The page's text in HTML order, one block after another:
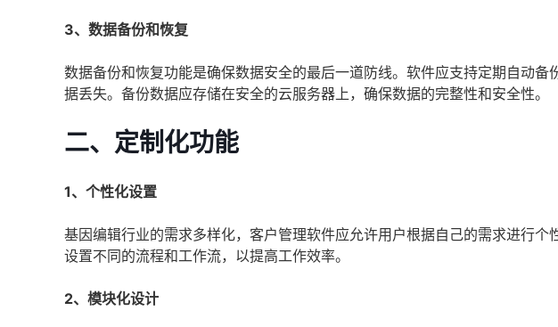
3、数据备份和恢复
数据备份和恢复功能是确保数据安全的最后一道防线。软件应支持定期自动
据丢失。备份数据应存储在安全的云服务器上，确保数据的完整性和安全性。
二、定制化功能
1、个性化设置
基因编辑行业的需求多样化，客户管理软件应允许用户根据自己的需求进行
设置不同的流程和工作流，以提高工作效率。
2、模块化设计